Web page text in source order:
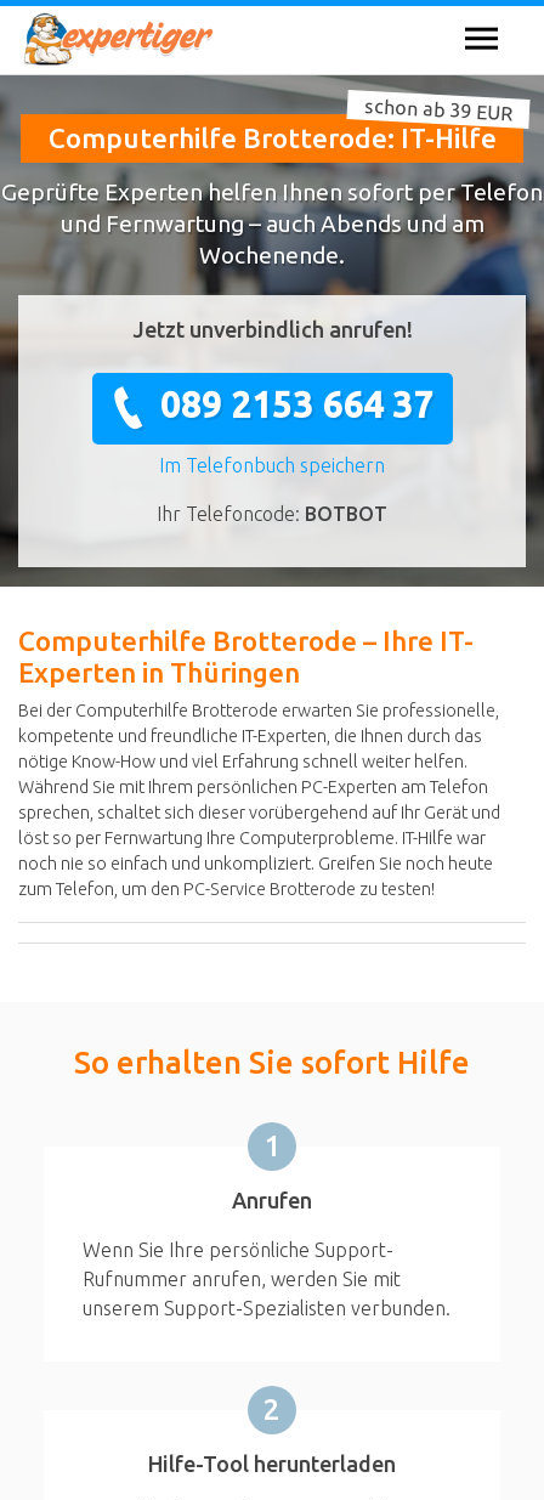
Computerhilfe Brotterode: IT-Hilfe
schon ab 39 EUR
Geprüfte Experten helfen Ihnen sofort per Telefon
und Fernwartung – auch Abends und am
Wochenende.
Jetzt unverbindlich anrufen!
089 2153 664 37
Im Telefonbuch speichern
Ihr Telefoncode: BOTBOT
Computerhilfe Brotterode – Ihre IT-
Experten in Thüringen
Bei der Computerhilfe Brotterode erwarten Sie professionelle,
kompetente und freundliche IT-Experten, die Ihnen durch das
nötige Know-How und viel Erfahrung schnell weiter helfen.
Während Sie mit Ihrem persönlichen PC-Experten am Telefon
sprechen, schaltet sich dieser vorübergehend auf Ihr Gerät und
löst so per Fernwartung Ihre Computerprobleme. IT-Hilfe war
noch nie so einfach und unkompliziert. Greifen Sie noch heute
zum Telefon, um den PC-Service Brotterode zu testen!
So erhalten Sie sofort Hilfe
1
Anrufen
Wenn Sie Ihre persönliche Support-
Rufnummer anrufen, werden Sie mit
unserem Support-Spezialisten verbunden.
2
Hilfe-Tool herunterladen